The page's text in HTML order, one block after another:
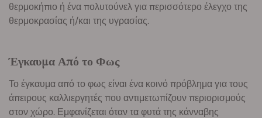
θερμοκήπιο ή ένα πολυτούνελ για περισσότερο έλεγχο της
θερμοκρασίας ή/και της υγρασίας.
Έγκαυμα Από το Φως
Το έγκαυμα από το φως είναι ένα κοινό πρόβλημα για τους
άπειρους καλλιεργητές που αντιμετωπίζουν περιορισμούς
στον χώρο. Εμφανίζεται όταν τα φυτά της κάνναβης